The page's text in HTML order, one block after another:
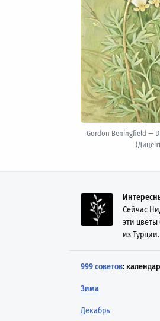
Gordon Beningfield —
Сейчас
эти
из Турции.
999 советов:
Зима
Декабрь